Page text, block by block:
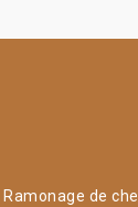
Ramonage de